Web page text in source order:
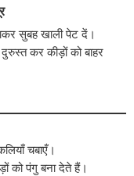
सुबह खाली पेट दें।
कर कीड़ों को बाहर
चबाएँ।
को पंगु बना देते हैं।